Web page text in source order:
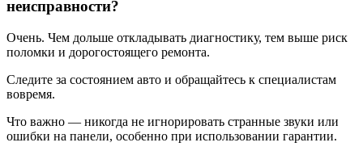
неисправности?
Очень. Чем дольше откладывать диагностику, тем выше риск
поломки и дорогостоящего ремонта.
Следите за состоянием авто и обращайтесь к специалистам
вовремя.
Что важно — никогда не игнорировать странные звуки или
ошибки на панели, особенно при использовании гарантии.